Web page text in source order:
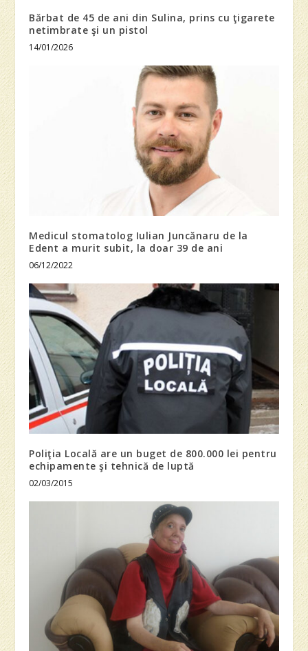
Bărbat de 45 de ani din Sulina, prins cu ţigarete
netimbrate şi un pistol
14/01/2026
Medicul stomatolog Iulian Juncănaru de la
Edent a murit subit, la doar 39 de ani
06/12/2022
Poliţia Locală are un buget de 800.000 lei pentru
echipamente şi tehnică de luptă
02/03/2015